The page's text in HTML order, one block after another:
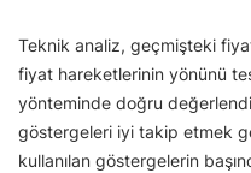
Teknik analiz, geçmişteki
fiyat hareketlerinin yönünü
yönteminde doğru
göstergeleri iyi takip etmek
kullanılan göstergelerin